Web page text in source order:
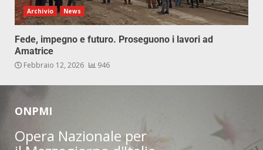
Archivio News
Fede, impegno e futuro. Proseguono i lavori ad
Amatrice
Febbraio 12, 2026 946
ONPMI
Opera Nazionale per